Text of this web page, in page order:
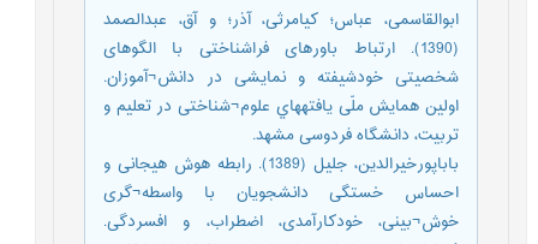
ابوالقاسمی، عباس؛ کیامرثی، آذر؛ و آق، عبدالصمد
(1390). ارتباط باورهای فراشناختی با الگو‌های
شخصیتی خودشیفته و نمایشی در دانش¬آموزان.
اولین همایش ملّی یافتههاي علوم¬شناختی در تعلیم و
تربیت، دانشگاه فردوسی مشهد.
باباپورخیرالدین، جلیل (1389). رابطه هوش هیجانی و
احساس خستگی دانشجویان با واسطه¬گری
خوش¬بینی، خودکارآمدی، اضطراب، و افسردگی.